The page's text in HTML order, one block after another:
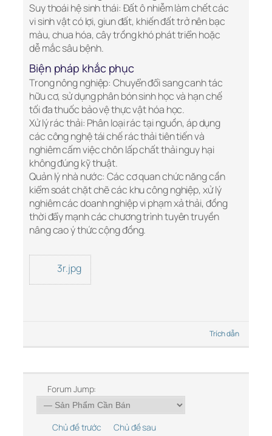
Suy thoái hệ sinh thái: Đất ô nhiễm làm chết các
vi sinh vật có lợi, giun đất, khiến đất trở nên bạc
màu, chua hóa, cây trồng khó phát triển hoặc
dễ mắc sâu bệnh.
Biện pháp khắc phục
Trong nông nghiệp: Chuyển đổi sang canh tác
hữu cơ, sử dụng phân bón sinh học và hạn chế
tối đa thuốc bảo vệ thực vật hóa học.
Xử lý rác thải: Phân loại rác tại nguồn, áp dụng
các công nghệ tái chế rác thải tiên tiến và
nghiêm cấm việc chôn lấp chất thải nguy hại
không đúng kỹ thuật.
Quản lý nhà nước: Các cơ quan chức năng cần
kiểm soát chặt chẽ các khu công nghiệp, xử lý
nghiêm các doanh nghiệp vi phạm xả thải, đồng
thời đẩy mạnh các chương trình tuyên truyền
nâng cao ý thức cộng đồng.
3r.jpg
Trích dẫn
Forum Jump:
Chủ đề trước Chủ đề sau